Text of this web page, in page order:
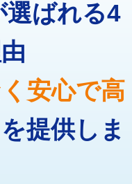
27,500円
16,500円
現場見積
11,000円
22,000円
33,000円
8,800円～
選ばれる4
安心で高
提供しま